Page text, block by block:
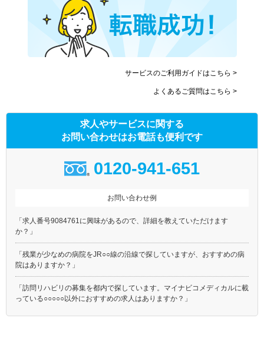
サービスのご利用ガイドはこちら >
よくあるご質問はこちら >
求人やサービスに関する
お問い合わせはお電話も便利です
0120-941-651
お問い合わせ例
「求人番号9084761に興味があるので、詳細を教えていただけます
か？」
「残業が少なめの病院をJR○○線の沿線で探していますが、おすすめの病
院はありますか？」
「訪問リハビリの募集を都内で探しています。マイナビコメディカルに載
っている○○○○○以外におすすめの求人はありますか？」